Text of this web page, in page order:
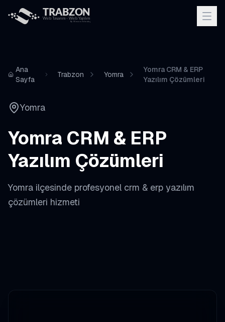
Ana
Sayfa
Trabzon Yomra
Yomra CRM & ERP
Yazılım Çözümleri
Yomra
Yomra CRM & ERP
Yazılım Çözümleri
Yomra ilçesinde profesyonel crm & erp yazılım
çözümleri hizmeti